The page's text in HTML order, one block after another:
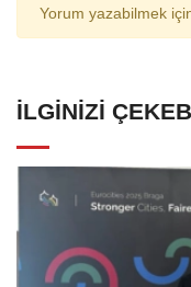
Yorum yazabilmek
İLGINIZI